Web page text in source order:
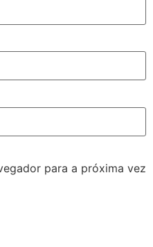
para a próxima vez